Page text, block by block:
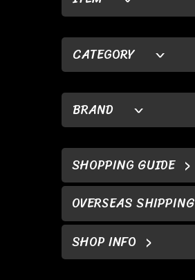
CATEGORY
BRAND
SHOPPING GUIDE
OVERSEAS SHIPPING
SHOP INFO